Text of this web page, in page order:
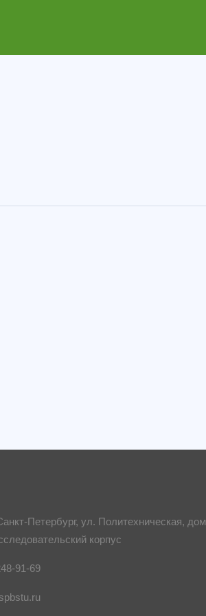
Петербург, ул. Политехническая, дом
корпус
91-69